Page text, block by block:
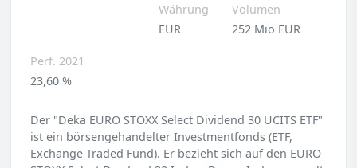
Währung
EUR
Volumen
252 Mio EUR
Perf. 2021
23,60 %
Der "Deka EURO STOXX Select Dividend 30 UCITS ETF"
ist ein börsengehandelter Investmentfonds (ETF,
Exchange Traded Fund). Er bezieht sich auf den EURO